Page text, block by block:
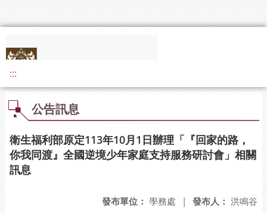
:::
公告訊息
衛生福利部原定113年10月1日辦理「『回家的路，
你我同渡』全國逆境少年家庭支持服務研討會」相關
訊息
發布人： 洪鳴谷
發布單位： 學務處 |